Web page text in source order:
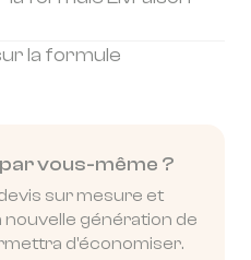
la formule
vous-même ?
sur mesure et
génération de
d'économiser.